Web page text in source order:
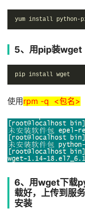
yum install python-
5、用pip装wget
pip install wget
使用 rpm -q <包名>
6、用wget下载
载好，上传到服
安装